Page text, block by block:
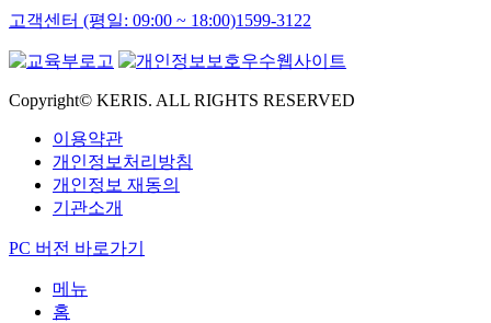
고객센터 (평일: 09:00 ~ 18:00)1599-3122
Copyright© KERIS. ALL RIGHTS RESERVED
이용약관
개인정보처리방침
개인정보 재동의
기관소개
PC 버전 바로가기
메뉴
홈